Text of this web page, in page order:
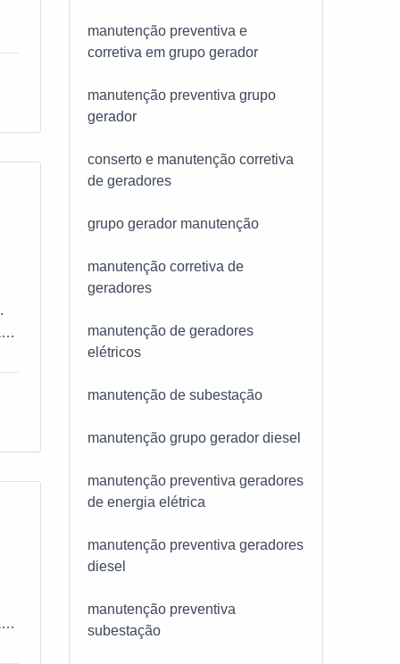
manutenção preventiva e
corretiva em grupo gerador
manutenção preventiva grupo
gerador
conserto e manutenção corretiva
de geradores
grupo gerador manutenção
manutenção corretiva de
geradores
manutenção de geradores
elétricos
manutenção de subestação
manutenção grupo gerador diesel
manutenção preventiva geradores
de energia elétrica
manutenção preventiva geradores
diesel
manutenção preventiva
subestação